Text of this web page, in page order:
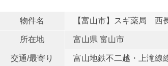
物件名 【富山市】スギ薬局
所在地 富山県 富山市
交通/最寄り 富山地鉄不二越・上滝